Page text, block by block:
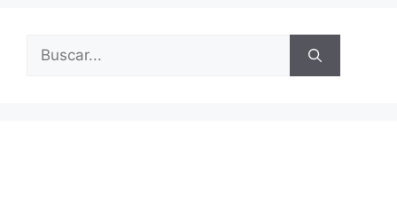
Buscar: